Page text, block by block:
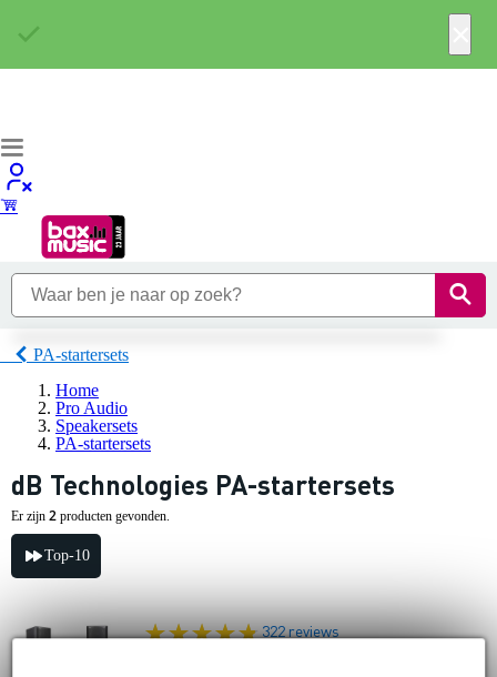
PA-startersets
Home
Pro Audio
Speakersets
PA-startersets
dB Technologies PA-startersets
Er zijn 2 producten gevonden.
Top-10
322 reviews